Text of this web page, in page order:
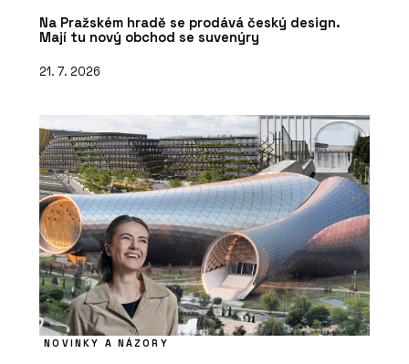
Na Pražském hradě se prodává český design.
Mají tu nový obchod se suvenýry
21. 7. 2026
NOVINKY A NÁZORY